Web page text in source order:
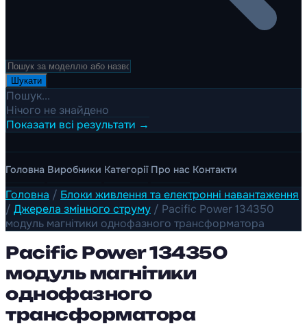
Шукати
Пошук...
Нічого не знайдено
Показати всі результати →
Головна Виробники Категорії Про нас Контакти
Головна / Блоки живлення та електронні навантаження
/ Джерела змінного струму / Pacific Power 134350
модуль магнітики однофазного трансформатора
Pacific Power 134350
модуль магнітики
однофазного
трансформатора